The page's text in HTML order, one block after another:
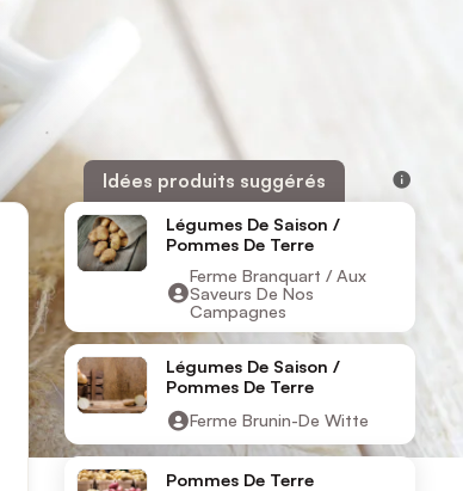
Idées produits suggérés
Légumes De Saison /
Pommes De Terre
Ferme Branquart / Aux
Saveurs De Nos
Campagnes
Légumes De Saison /
Pommes De Terre
Ferme Brunin-De Witte
Pommes De Terre